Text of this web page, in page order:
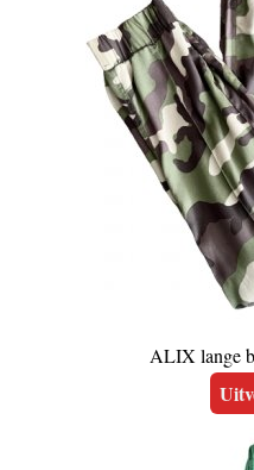
ALIX lange